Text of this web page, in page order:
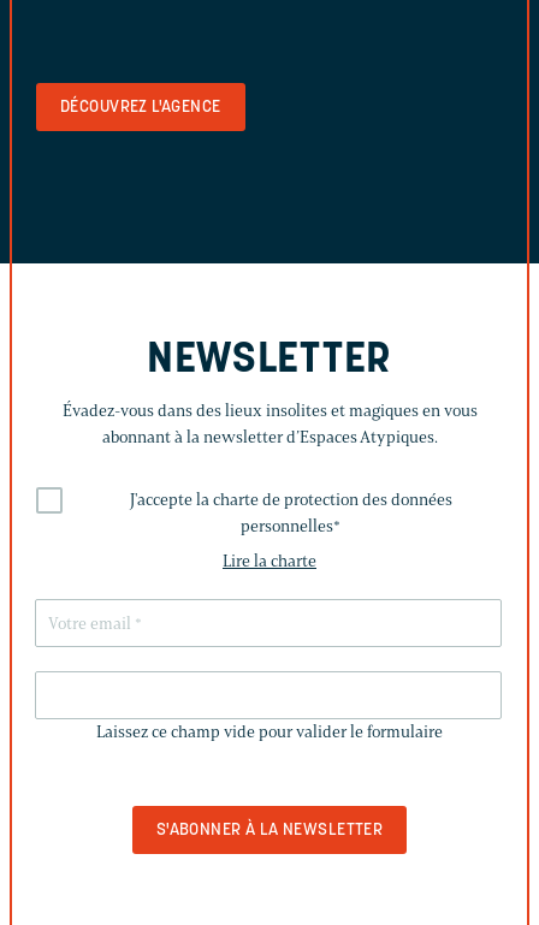
DÉCOUVREZ L'AGENCE
NEWSLETTER
Évadez-vous dans des lieux insolites et magiques en vous
abonnant à la newsletter d’Espaces Atypiques.
J'accepte la charte de protection des données
personnelles*
Lire la charte
CHAMP
Laissez ce champ vide pour valider le formulaire